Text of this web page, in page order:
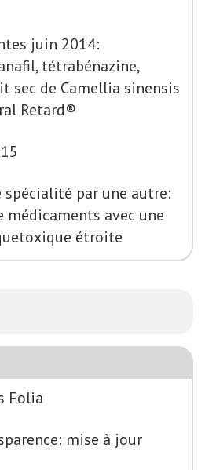
juin 2014:
tétrabénazine,
sec de Camellia sinensis
Retard®
par une autre:
médicaments avec une
étroite
Folia
mise à jour